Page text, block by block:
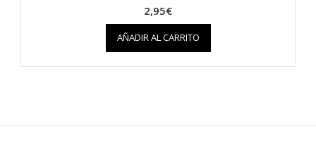
2,95€
AÑADIR AL CARRITO